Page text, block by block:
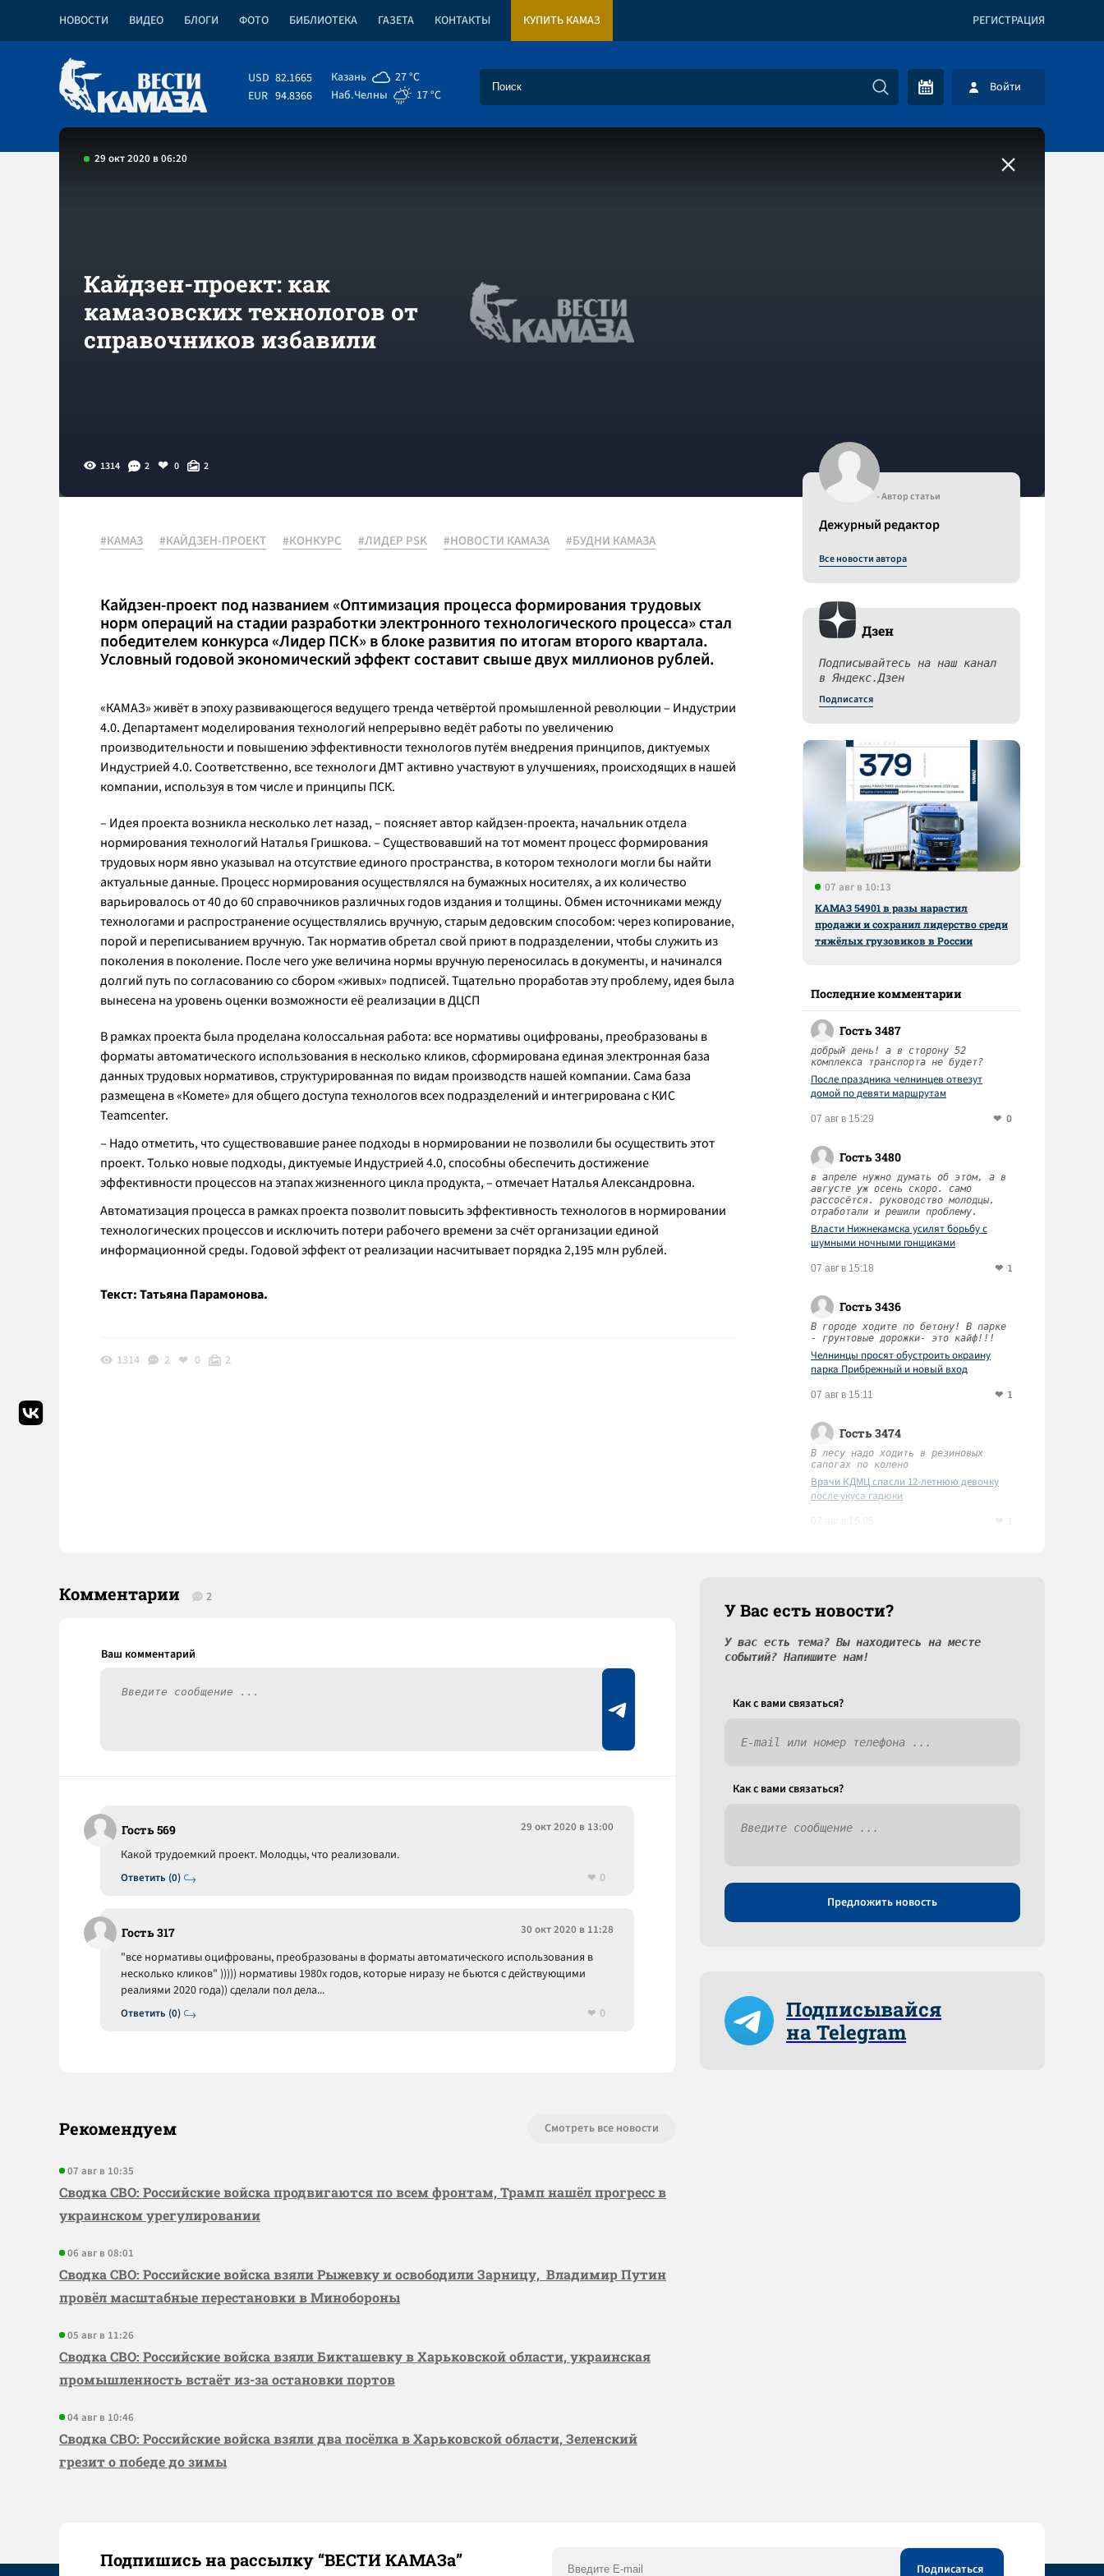
НОВОСТИ ВИДЕО БЛОГИ ФОТО БИБЛИОТЕКА ГАЗЕТА КОНТАКТЫ КУПИТЬ КАМАЗ РЕГИСТРАЦИЯ
USD 82.1665
EUR 94.8366
Казань
27 °C
Наб.Челны
17 °C Войти
29 окт 2020 в 06:20
Кайдзен-проект: как
камазовских технологов от
справочников избавили
1314 2 0 2
#КАМАЗ #КАЙДЗЕН-ПРОЕКТ #КОНКУРС #ЛИДЕР PSK #НОВОСТИ КАМАЗА #БУДНИ КАМАЗА
Кайдзен-проект под названием «Оптимизация процесса формирования трудовых
норм операций на стадии разработки электронного технологического процесса» стал
победителем конкурса «Лидер ПСК» в блоке развития по итогам второго квартала.
Условный годовой экономический эффект составит свыше двух миллионов рублей.
«КАМАЗ» живёт в эпоху развивающегося ведущего тренда четвёртой промышленной революции – Индустрии
4.0. Департамент моделирования технологий непрерывно ведёт работы по увеличению
производительности и повышению эффективности технологов путём внедрения принципов, диктуемых
Индустрией 4.0. Соответственно, все технологи ДМТ активно участвуют в улучшениях, происходящих в нашей
компании, используя в том числе и принципы ПСК.
– Идея проекта возникла несколько лет назад, – поясняет автор кайдзен-проекта, начальник отдела
нормирования технологий Наталья Гришкова. – Существовавший на тот момент процесс формирования
трудовых норм явно указывал на отсутствие единого пространства, в котором технологи могли бы найти
актуальные данные. Процесс нормирования осуществлялся на бумажных носителях, а их количество
варьировалось от 40 до 60 справочников различных годов издания и толщины. Обмен источниками между
технологами и распространение осуществлялись вручную, старым дедовским способом: через копирование,
порой и переписыванием вручную. Так норматив обретал свой приют в подразделении, чтобы служить из
поколения в поколение. После чего уже величина нормы вручную переносилась в документы, и начинался
долгий путь по согласованию со сбором «живых» подписей. Тщательно проработав эту проблему, идея была
вынесена на уровень оценки возможности её реализации в ДЦСП
В рамках проекта была проделана колоссальная работа: все нормативы оцифрованы, преобразованы в
форматы автоматического использования в несколько кликов, сформирована единая электронная база
данных трудовых нормативов, структурированная по видам производств нашей компании. Сама база
размещена в «Комете» для общего доступа технологов всех подразделений и интегрирована с КИС
Teamcenter.
– Надо отметить, что существовавшие ранее подходы в нормировании не позволили бы осуществить этот
проект. Только новые подходы, диктуемые Индустрией 4.0, способны обеспечить достижение
эффективности процессов на этапах жизненного цикла продукта, – отмечает Наталья Александровна.
Автоматизация процесса в рамках проекта позволит повысить эффективность технологов в нормировании
технологических процессов и исключить потери рабочего времени за счёт организации единой
информационной среды. Годовой эффект от реализации насчитывает порядка 2,195 млн рублей.
Текст: Татьяна Парамонова.
1314 2 0 2
- Автор статьи
Дежурный редактор
Все новости автора
Дзен
Подписывайтесь на наш канал
в Яндекс.Дзен
Подписатся
07 авг в 10:13
КАМАЗ 54901 в разы нарастил
продажи и сохранил лидерство среди
тяжёлых грузовиков в России
Последние комментарии
Гость 3487
добрый день! а в сторону 52
комплекса транспорта не будет?
После праздника челнинцев отвезут
домой по девяти маршрутам
07 авг в 15:29 0
Гость 3480
в апреле нужно думать об этом, а в
августе уж осень скоро. само
рассосётся. руководство молодцы.
отработали и решили проблему.
Власти Нижнекамска усилят борьбу с
шумными ночными гонщиками
07 авг в 15:18 1
Гость 3436
В городе ходите по бетону! В парке
- грунтовые дорожки- это кайф!!!
Челнинцы просят обустроить окраину
парка Прибрежный и новый вход
07 авг в 15:11 1
Гость 3474
В лесу надо ходить в резиновых
сапогах по колено
Врачи КДМЦ спасли 12-летнюю девочку
после укуса гадюки
Комментарии 2
Гость 569 29 окт 2020 в 13:00
Ответить (0)
Какой трудоемкий проект. Молодцы, что реализовали.
0
Гость 317 30 окт 2020 в 11:28
Ответить (0)
"все нормативы оцифрованы, преобразованы в форматы автоматического использования в
несколько кликов" ))))) нормативы 1980х годов, которые ниразу не бьются с действующими
реалиями 2020 года)) сделали пол дела...
0
Рекомендуем Смотреть все новости
07 авг в 10:35
Сводка СВО: Российские войска продвигаются по всем фронтам, Трамп нашёл прогресс в
украинском урегулировании
06 авг в 08:01
Сводка СВО: Российские войска взяли Рыжевку и освободили Зарницу, Владимир Путин
провёл масштабные перестановки в Минобороны
05 авг в 11:26
Сводка СВО: Российские войска взяли Бикташевку в Харьковской области, украинская
промышленность встаёт из-за остановки портов
04 авг в 10:46
Сводка СВО: Российские войска взяли два посёлка в Харьковской области, Зеленский
грезит о победе до зимы
У Вас есть новости?
У вас есть тема? Вы находитесь на месте
событий? Напишите нам!
Как c вами связаться?
Как c вами связаться?
Предложить новость
Подписывайся
на Telegram
Подпишись на рассылку “ВЕСТИ КАМАЗа”